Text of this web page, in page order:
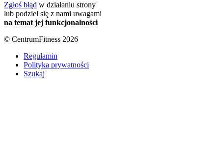
Zgłoś błąd w działaniu strony
lub podziel się z nami uwagami
na temat jej funkcjonalności
© CentrumFitness 2026
Regulamin
Polityka prywatności
Szukaj